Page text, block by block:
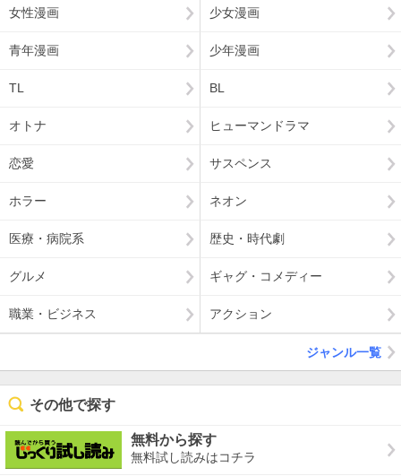
女性漫画 少女漫画
青年漫画 少年漫画
TL BL
オトナ ヒューマンドラマ
恋愛 サスペンス
ホラー ネオン
医療・病院系 歴史・時代劇
グルメ ギャグ・コメディー
職業・ビジネス アクション
ジャンル一覧
その他で探す
無料から探す
無料試し読みはコチラ